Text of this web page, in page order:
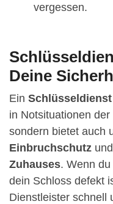
vergessen.
Deine
Ein
in Notsituationen
sondern bietet auch
Einbruchschutz
Zuhauses. Wenn
dein Schloss defekt
Dienstleister schnell